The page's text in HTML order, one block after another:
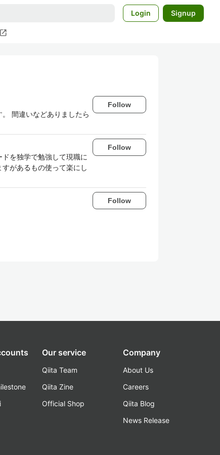
Login Signup
open_in_new
間違いなどありましたら
Follow
を独学で勉強して現職に
があるもの使って楽にし
Follow
Follow
Our service
Qiita Team
Qiita Zine
Official Shop
Company
About Us
Careers
Qiita Blog
News Release